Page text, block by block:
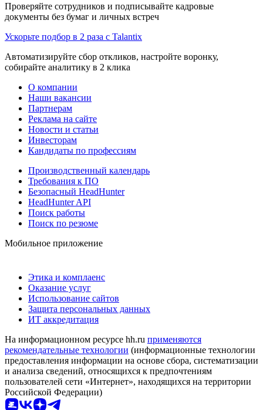
Проверяйте сотрудников и подписывайте кадровые
документы без бумаг и личных встреч
Ускорьте подбор в 2 раза с Talantix
Автоматизируйте сбор откликов, настройте воронку,
собирайте аналитику в 2 клика
О компании
Наши вакансии
Партнерам
Реклама на сайте
Новости и статьи
Инвесторам
Кандидаты по профессиям
Производственный календарь
Требования к ПО
Безопасный HeadHunter
HeadHunter API
Поиск работы
Поиск по резюме
Мобильное приложение
Этика и комплаенс
Оказание услуг
Использование сайтов
Защита персональных данных
ИТ аккредитация
На информационном ресурсе hh.ru применяются
рекомендательные технологии (информационные технологии
предоставления информации на основе сбора, систематизации
и анализа сведений, относящихся к предпочтениям
пользователей сети «Интернет», находящихся на территории
Российской Федерации)